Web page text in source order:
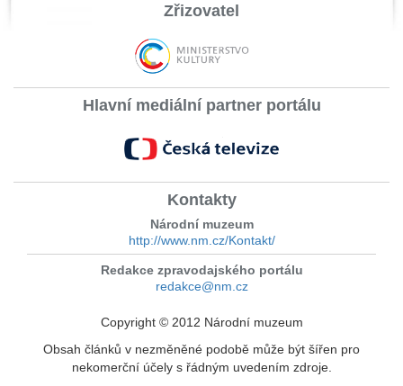
Zřizovatel
Hlavní mediální partner portálu
Kontakty
Národní muzeum
http://www.nm.cz/Kontakt/
Redakce zpravodajského portálu
redakce@nm.cz
Copyright © 2012 Národní muzeum
Obsah článků v nezměněné podobě může být šířen pro
nekomerční účely s řádným uvedením zdroje.